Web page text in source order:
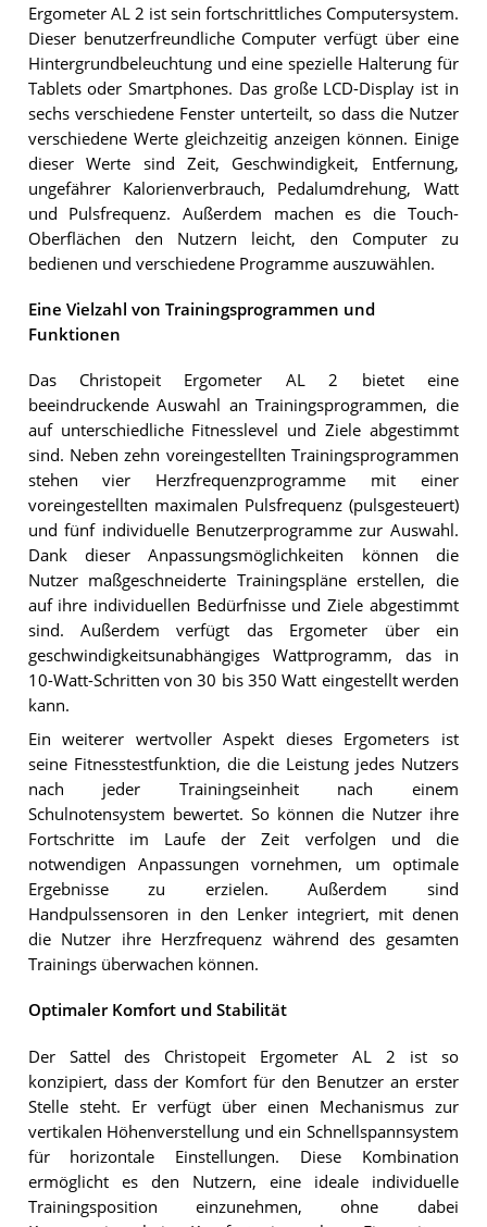
Ergometer AL 2 ist sein fortschrittliches Computersystem.
Dieser benutzerfreundliche Computer verfügt über eine
Hintergrundbeleuchtung und eine spezielle Halterung für
Tablets oder Smartphones. Das große LCD-Display ist in
sechs verschiedene Fenster unterteilt, so dass die Nutzer
verschiedene Werte gleichzeitig anzeigen können. Einige
dieser Werte sind Zeit, Geschwindigkeit, Entfernung,
ungefährer Kalorienverbrauch, Pedalumdrehung, Watt
und Pulsfrequenz. Außerdem machen es die Touch-
Oberflächen den Nutzern leicht, den Computer zu
bedienen und verschiedene Programme auszuwählen.
Eine Vielzahl von Trainingsprogrammen und
Funktionen
Das Christopeit Ergometer AL 2 bietet eine
beeindruckende Auswahl an Trainingsprogrammen, die
auf unterschiedliche Fitnesslevel und Ziele abgestimmt
sind. Neben zehn voreingestellten Trainingsprogrammen
stehen vier Herzfrequenzprogramme mit einer
voreingestellten maximalen Pulsfrequenz (pulsgesteuert)
und fünf individuelle Benutzerprogramme zur Auswahl.
Dank dieser Anpassungsmöglichkeiten können die
Nutzer maßgeschneiderte Trainingspläne erstellen, die
auf ihre individuellen Bedürfnisse und Ziele abgestimmt
sind. Außerdem verfügt das Ergometer über ein
geschwindigkeitsunabhängiges Wattprogramm, das in
10-Watt-Schritten von 30 bis 350 Watt eingestellt werden
kann.
Ein weiterer wertvoller Aspekt dieses Ergometers ist
seine Fitnesstestfunktion, die die Leistung jedes Nutzers
nach jeder Trainingseinheit nach einem
Schulnotensystem bewertet. So können die Nutzer ihre
Fortschritte im Laufe der Zeit verfolgen und die
notwendigen Anpassungen vornehmen, um optimale
Ergebnisse zu erzielen. Außerdem sind
Handpulssensoren in den Lenker integriert, mit denen
die Nutzer ihre Herzfrequenz während des gesamten
Trainings überwachen können.
Optimaler Komfort und Stabilität
Der Sattel des Christopeit Ergometer AL 2 ist so
konzipiert, dass der Komfort für den Benutzer an erster
Stelle steht. Er verfügt über einen Mechanismus zur
vertikalen Höhenverstellung und ein Schnellspannsystem
für horizontale Einstellungen. Diese Kombination
ermöglicht es den Nutzern, eine ideale individuelle
Trainingsposition einzunehmen, ohne dabei